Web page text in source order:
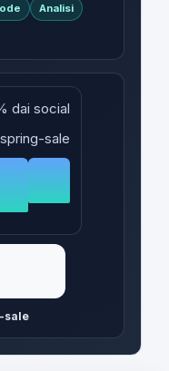
Analisi
dai social
sale
sale